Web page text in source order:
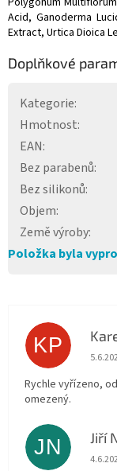
Acid, Ganoderma
Extract, Urtica Dioica
Doplňkové
Kategorie:
Hmotnost:
EAN:
Bez parabenů:
Bez silikonů:
Objem:
Země výroby:
Položka byla
KP
Rychle vyřízeno,
omezený.
JN Jiří